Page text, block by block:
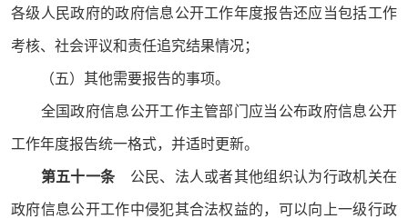
各级人民政府的政府信息公开工作年度报告还应当包括工作
考核、社会评议和责任追究结果情况；
（五）其他需要报告的事项。
全国政府信息公开工作主管部门应当公布政府信息公开
工作年度报告统一格式，并适时更新。
第五十一条 公民、法人或者其他组织认为行政机关在
政府信息公开工作中侵犯其合法权益的，可以向上一级行政